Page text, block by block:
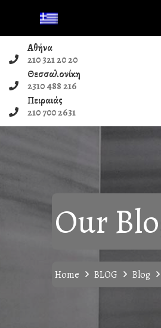
Αθήνα
210 321 20 20
Θεσσαλονίκη
2310 488 216
Πειραιάς
210 700 2631
Our
Home BLOG Blog